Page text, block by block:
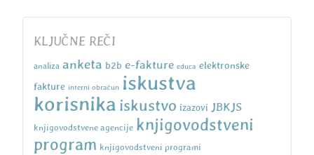
KLJUČNE REČI
analiza anketa b2b e-fakture educa elektronske
fakture interni obračun iskustva
korisnika iskustvo izazovi JBKJS
knjigovodstvene agencije knjigovodstveni
program knjigovodstveni programi